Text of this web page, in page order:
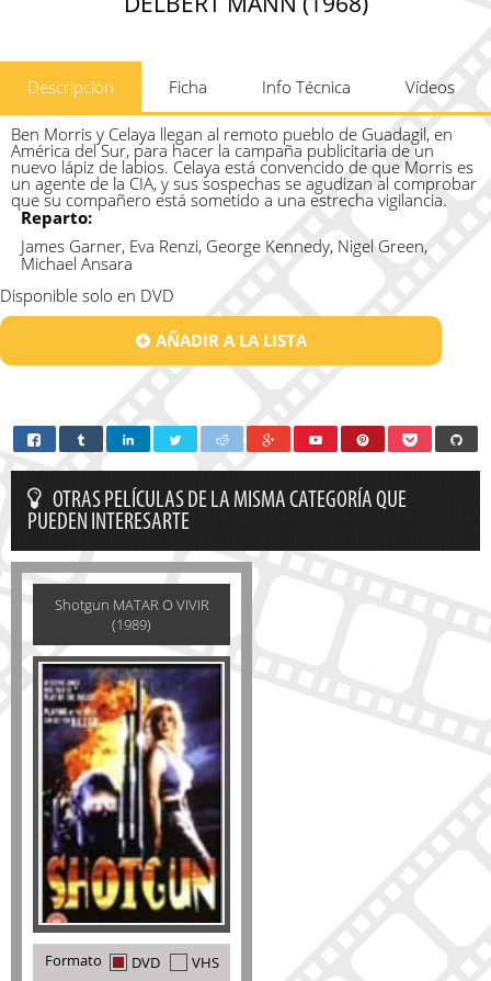
Descripción Ficha Info Técnica Vídeos
Ben Morris y Celaya llegan al remoto pueblo de Guadagil, en
América del Sur, para hacer la campaña publicitaria de un
nuevo lápiz de labios. Celaya está convencido de que Morris es
un agente de la CIA, y sus sospechas se agudizan al comprobar
que su compañero está sometido a una estrecha vigilancia.
Reparto:
James Garner, Eva Renzi, George Kennedy, Nigel Green,
Michael Ansara
Disponible solo en DVD
AÑADIR A LA LISTA
OTRAS PELÍCULAS DE LA MISMA CATEGORÍA QUE
PUEDEN INTERESARTE
Shotgun MATAR O VIVIR
(1989)
Formato DVD VHS